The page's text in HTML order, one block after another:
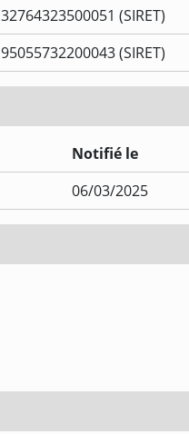
32764323500051 (SIRET)
95055732200043 (SIRET)
Notifié le
06/03/2025